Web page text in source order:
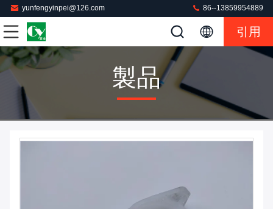
yunfengyinpei@126.com 86--13859954889
引用
製品